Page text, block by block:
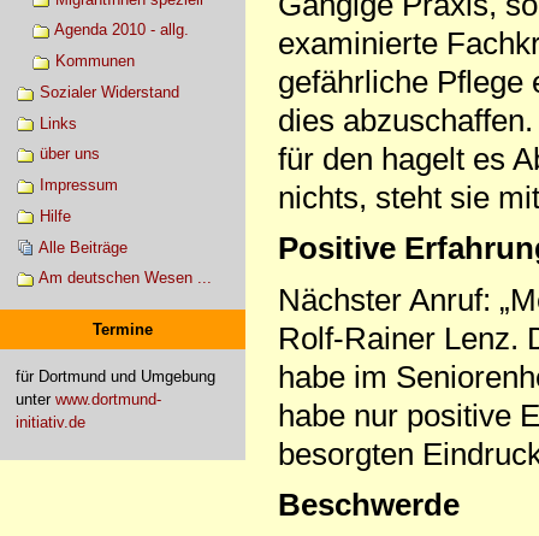
Agenda 2010 - allg.
Kommunen
Sozialer Widerstand
Links
über uns
Impressum
Hilfe
Alle Beiträge
Am deutschen Wesen ...
Termine
für Dortmund und Umgebung
unter www.dortmund-
initiativ.de
examinierte
gefährliche Pflege
dies
für den hagelt es
nichts, steht sie
Positive
Nächster Anruf:
Rolf-Rainer Lenz.
habe im
habe nur positive
besorgten
Beschwerde